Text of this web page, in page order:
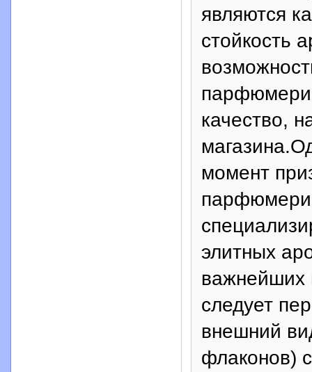
являются
стойкость
качество,
момент
элитных
важнейших
следует
внешний
флаконов)